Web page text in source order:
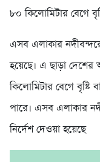
৮০ কিলোমিটার বেগে
এসব এলাকার
হয়েছে। এ ছাড়া
কিলোমিটার বেগে
পারে। এসব এলাকার
নির্দেশ দেওয়া হয়েছে